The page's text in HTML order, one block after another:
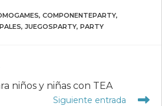
, COMPONENTEPARTY,
, JUEGOSPARTY, PARTY
niños y niñas con TEA
Siguiente entrada